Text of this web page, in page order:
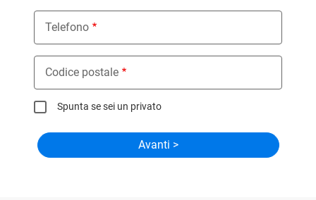
Telefono
Codice postale
Spunta se sei un privato